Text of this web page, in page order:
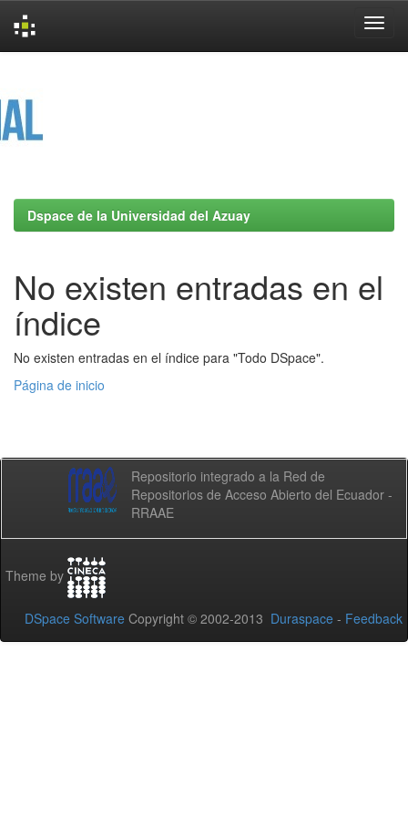
Dspace de la Universidad del Azuay
No existen entradas en el
índice
No existen entradas en el índice para "Todo DSpace".
Página de inicio
Repositorio integrado a la Red de
Repositorios de Acceso Abierto del Ecuador -
RRAAE
Theme by
DSpace Software Copyright © 2002-2013 Duraspace - Feedback